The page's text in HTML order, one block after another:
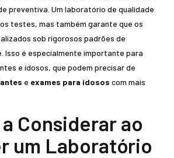
preventiva. Um laboratório de qualidade
testes, mas também garante que os
sob rigorosos padrões de
Isso é especialmente importante para
e idosos, que podem precisar de
e exames para idosos com mais
Considerar ao
um Laboratório